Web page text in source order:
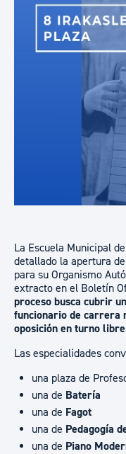
La Escuela Municipal
detallado la apertura
para su Organismo
extracto en el Boletín
proceso busca cubrir
funcionario de carrera
oposición en turno
Las especialidades
una plaza de
una de Batería
una de Fagot
una de Pedagogía
una de Piano